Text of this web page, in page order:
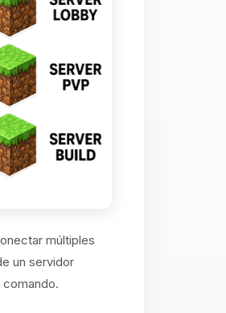
múltiples
un servidor